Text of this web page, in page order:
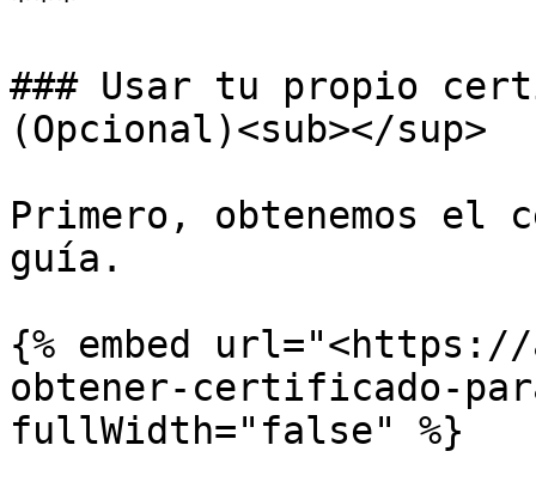
### Usar tu propio
(Opcional)<sub></sup>
Primero, obtenemos
guía.
{% embed
obtener-certificado-
fullWidth="false" %}